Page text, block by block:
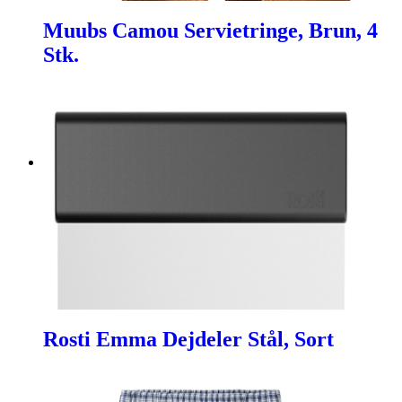
Muubs Camou Servietringe, Brun, 4
Stk.
Rosti Emma Dejdeler Stål, Sort